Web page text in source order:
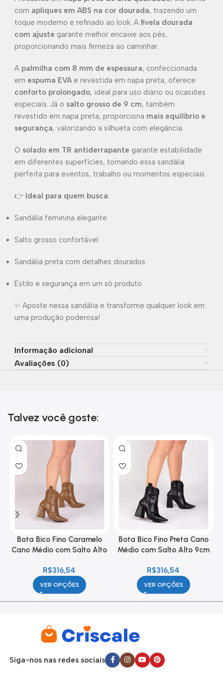
com apliques em ABS na cor dourada, trazendo um
toque moderno e refinado ao look. Afivela dourada
com ajuste garante melhor encaixe aos pés,
proporcionando mais firmeza ao caminhar.
A palmilha com 8 mm de espessura, confeccionada
em espuma EVA e revestida em napa preta, oferece
conforto prolongado, ideal para uso diário ou ocasiões
especiais. Já o salto grosso de 9 cm, também
revestido em napa preta, proporciona mais equilíbrio e
segurança, valorizando a silhueta com elegância.
O solado em TR antiderrapante garante estabilidade
em diferentes superfícies, tornando essa sandália
perfeita para eventos, trabalho ou momentos especiais.
👉 Ideal para quem busca:
Sandália feminina elegante
Salto grosso confortável
Sandália preta com detalhes dourados
Estilo e segurança em um só produto
✨ Aposte nessa sandália e transforme qualquer look em
uma produção poderosa!
Informação adicional
Avaliações (0)
Talvez você goste:
Bota Bico Fino Caramelo
Cano Médio com Salto Alto
R$316,54
VER OPÇÕES
Bota Bico Fino Preta Cano
Médio com Salto Alto 9cm
R$316,54
VER OPÇÕES
Siga-nos nas redes sociais